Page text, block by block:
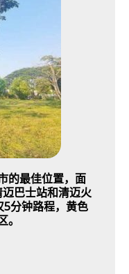
的最佳位置，面
巴士站和清迈火
分钟路程，黄色